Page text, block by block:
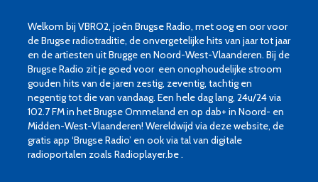
Welkom bij VBRO2, joèn Brugse Radio, met oog en oor voor
de Brugse radiotraditie, de onvergetelijke hits van jaar tot jaar
en de artiesten uit Brugge en Noord-West-Vlaanderen. Bij de
Brugse Radio zit je goed voor een onophoudelijke stroom
gouden hits van de jaren zestig, zeventig, tachtig en
negentig tot die van vandaag. Een hele dag lang, 24u/24 via
102.7 FM in het Brugse Ommeland en op dab+ in Noord- en
Midden-West-Vlaanderen! Wereldwijd via deze website, de
gratis app ‘Brugse Radio’ en ook via tal van digitale
radioportalen zoals Radioplayer.be .